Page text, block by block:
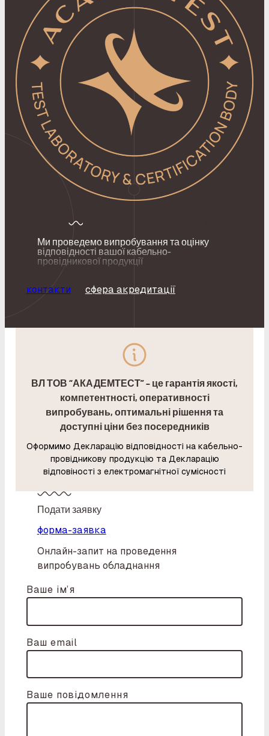
Ми проведемо випробування та оцінку
відповідності вашої кабельно-
провідникової продукції
контакти сфера акредитації
ВЛ ТОВ “АКАДЕМТЕСТ” – це гарантія якості,
компетентності, оперативності
випробувань, оптимальні рішення та
доступні ціни без посередників
Оформимо Декларацію відповідності на кабельно-
провідникову продукцію та Декларацію
відповіності з електромагнітної сумісності
Подати заявку
форма-заявка
Онлайн-запит на проведення
випробувань обладнання
Ваше ім’я
Ваш email
Ваше повідомлення